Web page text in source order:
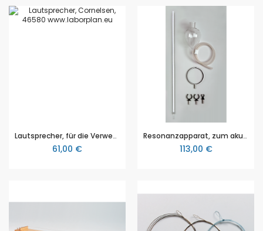
Lautsprecher, für die Verwendung als Schallquelle für akustische Versuche
61,00 €
Resonanzapparat, zum akustischen Nachweis stehender Schallwellen und zur Ermittlung der Wellenlänge in Luft
113,00 €